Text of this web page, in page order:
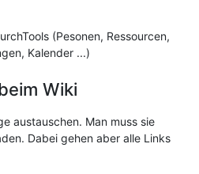
(Pesonen, Ressourcen,
Kalender ...)
Wiki
austauschen. Man muss sie
Dabei gehen aber alle Links